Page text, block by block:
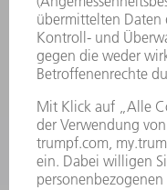
Mo -
Erweiterte
06:30 -